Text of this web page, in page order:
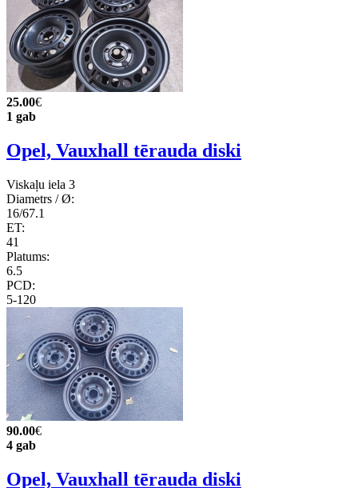
25.00€
1 gab
Opel, Vauxhall tērauda diski
Viskaļu iela 3
Diametrs / Ø:
16/67.1
ET:
41
Platums:
6.5
PCD:
5-120
90.00€
4 gab
Opel, Vauxhall tērauda diski